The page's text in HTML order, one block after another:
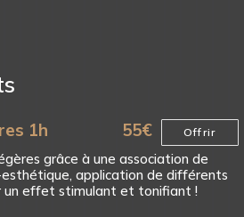
1h 55€ Offrir
grâce à une association de
application de différents
un effet stimulant et tonifiant !